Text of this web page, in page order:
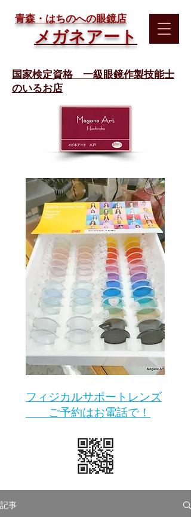
​青森・はちのへの眼鏡店
メガネアート
国家検定資格 一級眼鏡作製技能士
のいるお店
​フィジカルサポートレンズ
ご予約はお電話で！
記事